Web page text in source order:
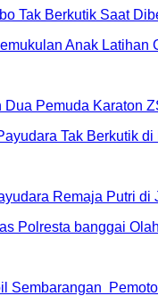
Tak Berkutik Saat
Pemuda Karaton
Remaja Putri
Sembarangan